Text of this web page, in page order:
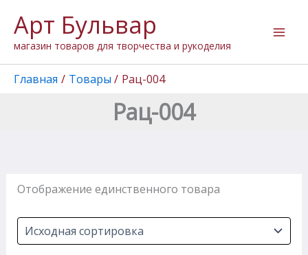
содержимому
Арт Бульвар
магазин товаров для творчества и рукоделия
Главная Товары Рац-004
Рац-004
Отображение единственного товара